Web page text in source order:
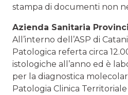
stampa di documenti non
Azienda Sanitaria
All’interno dell’ASP di
Patologica referta circa
istologiche all’anno ed è
per la diagnostica
Patologia Clinica